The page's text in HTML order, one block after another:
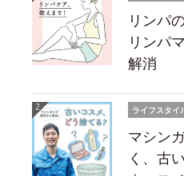
リンパ
リンパ
解消
ライフスタイ
マシン
く、古